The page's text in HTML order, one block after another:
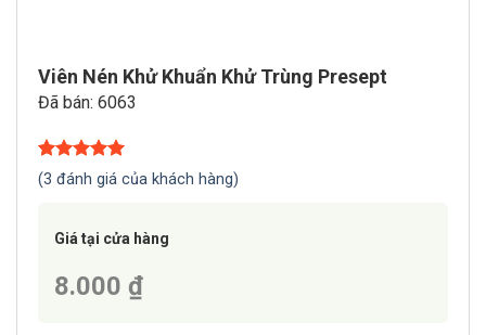
Viên Nén Khử Khuẩn Khử Trùng Presept
Đã bán: 6063
5.00trên 5
dựa trên
3
(3 đánh giá của khách hàng)
Giá tại cửa hàng
8.000 ₫